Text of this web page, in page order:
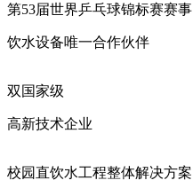
第53届世界乒乓球锦标赛赛事
饮水设备唯一合作伙伴
双国家级
高新技术企业
校园直饮水工程整体解决方案